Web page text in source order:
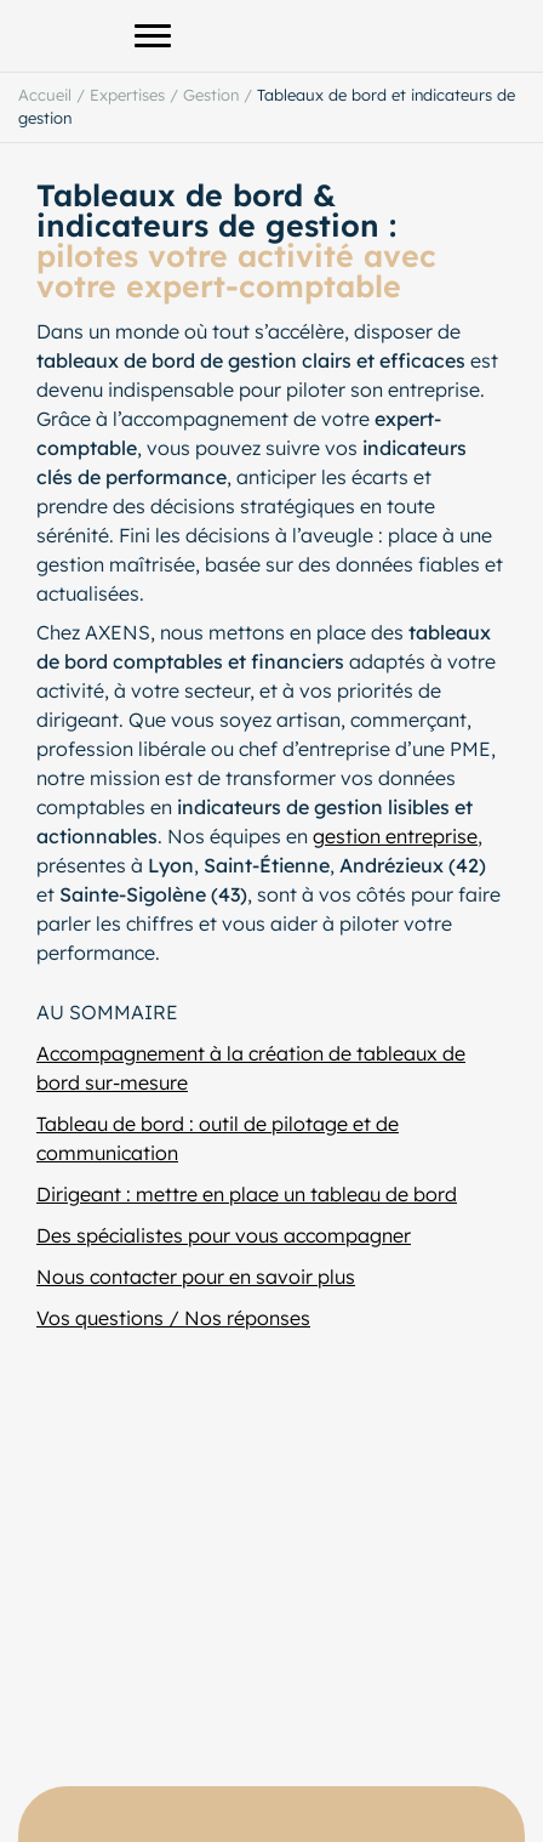
Afficher le menu principal
Accueil / Expertises / Gestion / Tableaux de bord et indicateurs de
gestion
Tableaux de bord &
indicateurs de gestion :
pilotes votre activité avec
votre expert-comptable
Dans un monde où tout s’accélère, disposer de
tableaux de bord de gestion clairs et efficaces est
devenu indispensable pour piloter son entreprise.
Grâce à l’accompagnement de votre expert-
comptable, vous pouvez suivre vos indicateurs
clés de performance, anticiper les écarts et
prendre des décisions stratégiques en toute
sérénité. Fini les décisions à l’aveugle : place à une
gestion maîtrisée, basée sur des données fiables et
actualisées.
Chez AXENS, nous mettons en place des tableaux
de bord comptables et financiers adaptés à votre
activité, à votre secteur, et à vos priorités de
dirigeant. Que vous soyez artisan, commerçant,
profession libérale ou chef d’entreprise d’une PME,
notre mission est de transformer vos données
comptables en indicateurs de gestion lisibles et
actionnables. Nos équipes en gestion entreprise,
présentes à Lyon, Saint-Étienne, Andrézieux (42)
et Sainte-Sigolène (43), sont à vos côtés pour faire
parler les chiffres et vous aider à piloter votre
performance.
AU SOMMAIRE
Accompagnement à la création de tableaux de
bord sur-mesure
Tableau de bord : outil de pilotage et de
communication
Dirigeant : mettre en place un tableau de bord
Des spécialistes pour vous accompagner
Nous contacter pour en savoir plus
Vos questions / Nos réponses